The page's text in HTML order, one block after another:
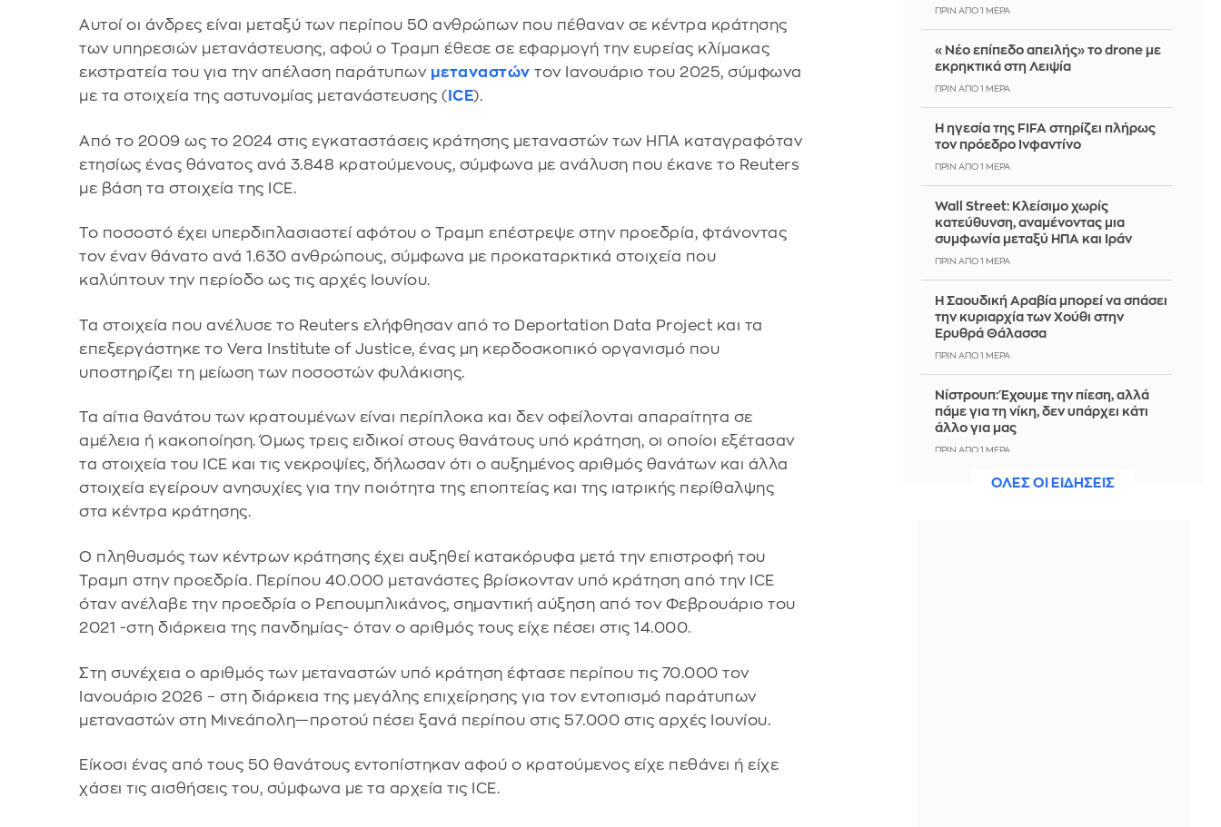
Αυτοί οι άνδρες είναι μεταξύ των περίπου 50 ανθρώπων που πέθαναν σε κέντρα κράτησης
των υπηρεσιών μετανάστευσης, αφού ο Τραμπ έθεσε σε εφαρμογή την ευρείας κλίμακας
εκστρατεία του για την απέλαση παράτυπων μεταναστών τον Ιανουάριο του 2025, σύμφωνα
με τα στοιχεία της αστυνομίας μετανάστευσης ( ICE).
Από το 2009 ως το 2024 στις εγκαταστάσεις κράτησης μεταναστών των ΗΠΑ καταγραφόταν
ετησίως ένας θάνατος ανά 3.848 κρατούμενους, σύμφωνα με ανάλυση που έκανε το Reuters
με βάση τα στοιχεία της ICE.
Το ποσοστό έχει υπερδιπλασιαστεί αφότου ο Τραμπ επέστρεψε στην προεδρία, φτάνοντας
τον έναν θάνατο ανά 1.630 ανθρώπους, σύμφωνα με προκαταρκτικά στοιχεία που
καλύπτουν την περίοδο ως τις αρχές Ιουνίου.
Τα στοιχεία που ανέλυσε το Reuters ελήφθησαν από το Deportation Data Project και τα
επεξεργάστηκε το Vera Institute of Justice, ένας μη κερδοσκοπικό οργανισμό που
υποστηρίζει τη μείωση των ποσοστών φυλάκισης.
Τα αίτια θανάτου των κρατουμένων είναι περίπλοκα και δεν οφείλονται απαραίτητα σε
αμέλεια ή κακοποίηση. Όμως τρεις ειδικοί στους θανάτους υπό κράτηση, οι οποίοι εξέτασαν
τα στοιχεία του ICE και τις νεκροψίες, δήλωσαν ότι ο αυξημένος αριθμός θανάτων και άλλα
στοιχεία εγείρουν ανησυχίες για την ποιότητα της εποπτείας και της ιατρικής περίθαλψης
στα κέντρα κράτησης.
Ο πληθυσμός των κέντρων κράτησης έχει αυξηθεί κατακόρυφα μετά την επιστροφή του
Τραμπ στην προεδρία. Περίπου 40.000 μετανάστες βρίσκονταν υπό κράτηση από την ICE
όταν ανέλαβε την προεδρία ο Ρεπουμπλικάνος, σημαντική αύξηση από τον Φεβρουάριο του
2021 -στη διάρκεια της πανδημίας- όταν ο αριθμός τους είχε πέσει στις 14.000.
Στη συνέχεια ο αριθμός των μεταναστών υπό κράτηση έφτασε περίπου τις 70.000 τον
Ιανουάριο 2026 – στη διάρκεια της μεγάλης επιχείρησης για τον εντοπισμό παράτυπων
μεταναστών στη Μινεάπολη—προτού πέσει ξανά περίπου στις 57.000 στις αρχές Ιουνίου.
Είκοσι ένας από τους 50 θανάτους εντοπίστηκαν αφού ο κρατούμενος είχε πεθάνει ή είχε
χάσει τις αισθήσεις του, σύμφωνα με τα αρχεία τις ICE.
ΠΡΙΝ ΑΠΌ 1 ΜΈΡΑ
«Νέο επίπεδο απειλής» το drone με
εκρηκτικά στη Λειψία
ΠΡΙΝ ΑΠΌ 1 ΜΈΡΑ
Η ηγεσία της FIFA στηρίζει πλήρως
τον πρόεδρο Ινφαντίνο
ΠΡΙΝ ΑΠΌ 1 ΜΈΡΑ
Wall Street: Κλείσιμο χωρίς
κατεύθυνση, αναμένοντας μια
συμφωνία μεταξύ ΗΠΑ και Ιράν
ΠΡΙΝ ΑΠΌ 1 ΜΈΡΑ
Η Σαουδική Αραβία μπορεί να σπάσει
την κυριαρχία των Χούθι στην
Ερυθρά Θάλασσα
ΠΡΙΝ ΑΠΌ 1 ΜΈΡΑ
Νίστρουπ: Έχουμε την πίεση, αλλά
πάμε για τη νίκη, δεν υπάρχει κάτι
άλλο για μας
ΠΡΙΝ ΑΠΌ 1 ΜΈΡΑ
Άννα Πρέλεβιτς: Το τρυφερό
ΟΛΕΣ ΟΙ ΕΙΔΗΣΕΙΣ